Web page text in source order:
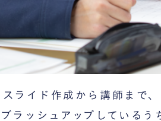
ライド作成から講師まで
ラッシュアップしているう